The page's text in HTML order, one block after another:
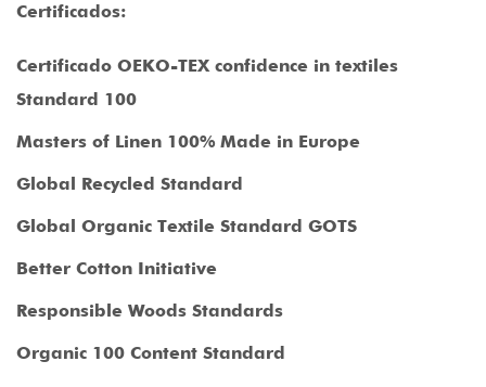
Certificados:
Certificado OEKO-TEX confidence in textiles
Standard 100
Masters of Linen 100% Made in Europe
Global Recycled Standard
Global Organic Textile Standard GOTS
Better Cotton Initiative
Responsible Woods Standards
Organic 100 Content Standard